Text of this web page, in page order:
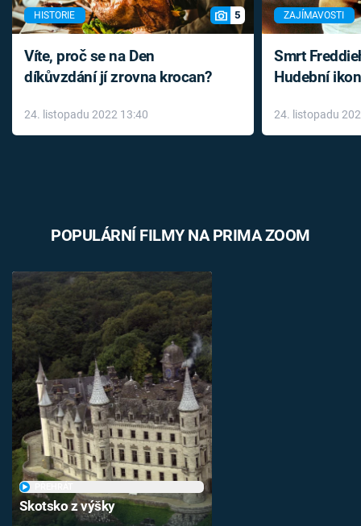
HISTORIE 5
Víte, proč se na Den
díkůvzdání jí zrovna krocan?
24. listopadu 2022 13:40
ZAJÍMAVOSTI
Smrt
Hudební
léky
24. listopadu
POPULÁRNÍ FILMY NA PRIMA ZOOM
Skotsko z výšky